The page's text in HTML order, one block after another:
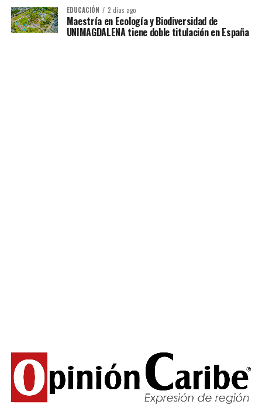
EDUCACIÓN 2 días ago
Maestría en Ecología y Biodiversidad de
UNIMAGDALENA tiene doble titulación en España